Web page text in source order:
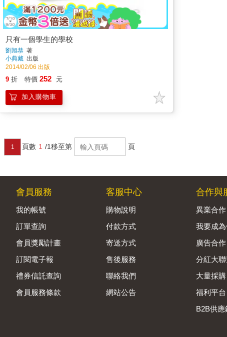
只有一個學生的學校
劉旭恭 著
小典藏 出版
2014/02/06 出版
9 折 特價 252 元
加入購物車
1 頁數 1 /1移至第 頁
會員服務
我的帳號
訂單查詢
會員獎勵計畫
訂閱電子報
禮券信託查詢
會員服務條款
客服中心
購物說明
付款方式
寄送方式
售後服務
聯絡我們
網站公告
合作與
異業合作
我要成
廣告合作
分紅大聯
大量採購
福利平台
B2B供應